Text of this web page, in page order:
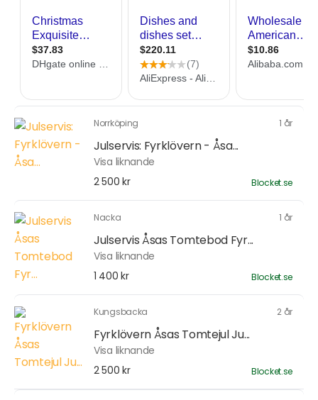
Norrköping 1 år
Julservis: Fyrklövern - Åsa...
Visa liknande
2 500 kr
Blocket.se
Nacka 1 år
Julservis Åsas Tomtebod Fyr...
Visa liknande
1 400 kr
Blocket.se
Kungsbacka 2 år
Fyrklövern Åsas Tomtejul Ju...
Visa liknande
2 500 kr
Blocket.se